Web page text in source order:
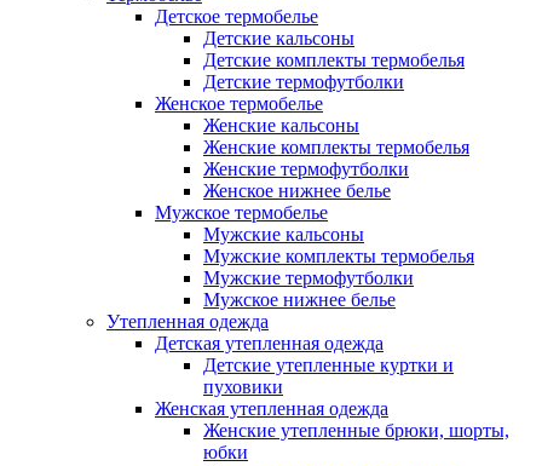
Детское термобелье
Детские кальсоны
Детские комплекты термобелья
Детские термофутболки
Женское термобелье
Женские кальсоны
Женские комплекты термобелья
Женские термофутболки
Женское нижнее белье
Мужское термобелье
Мужские кальсоны
Мужские комплекты термобелья
Мужские термофутболки
Мужское нижнее белье
Утепленная одежда
Детская утепленная одежда
Детские утепленные куртки и
пуховики
Женская утепленная одежда
Женские утепленные брюки, шорты,
юбки